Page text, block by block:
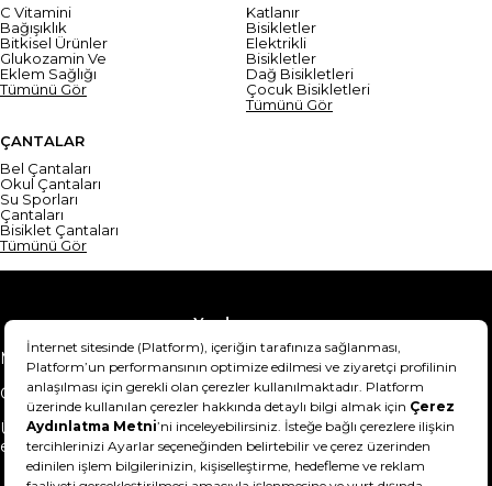
C Vitamini
Bağışıklık
Bitkisel Ürünler
Glukozamin Ve
Eklem Sağlığı
Tümünü Gör
Katlanır
Bisikletler
Elektrikli
Bisikletler
Dağ Bisikletleri
Çocuk Bisikletleri
Tümünü Gör
ÇANTALAR
Bel Çantaları
Okul Çantaları
Su Sporları
Çantaları
Bisiklet Çantaları
Tümünü Gör
Yardım
Mesafeli Satış Sözleşmesi
Teslimat Bilgisi
Gizlilik Sözleşmesi
Şartlar & Koşullar
Ürünümü nasıl iade
edebilirim?
Hakkımızda